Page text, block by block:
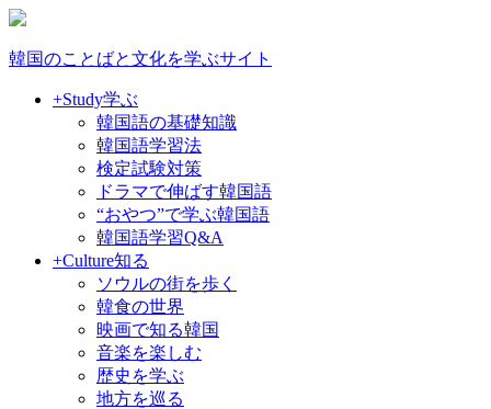
韓国のことばと文化を学ぶサイト
+Study学ぶ
韓国語の基礎知識
韓国語学習法
検定試験対策
ドラマで伸ばす韓国語
“おやつ”で学ぶ韓国語
韓国語学習Q&A
+Culture知る
ソウルの街を歩く
韓食の世界
映画で知る韓国
音楽を楽しむ
歴史を学ぶ
地方を巡る